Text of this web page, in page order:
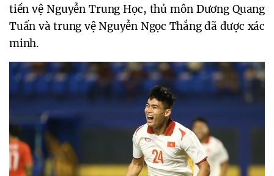
tiền vệ Nguyễn Trung Học, thủ môn Dương Quang
Tuấn và trung vệ Nguyễn Ngọc Thắng đã được xác
minh.